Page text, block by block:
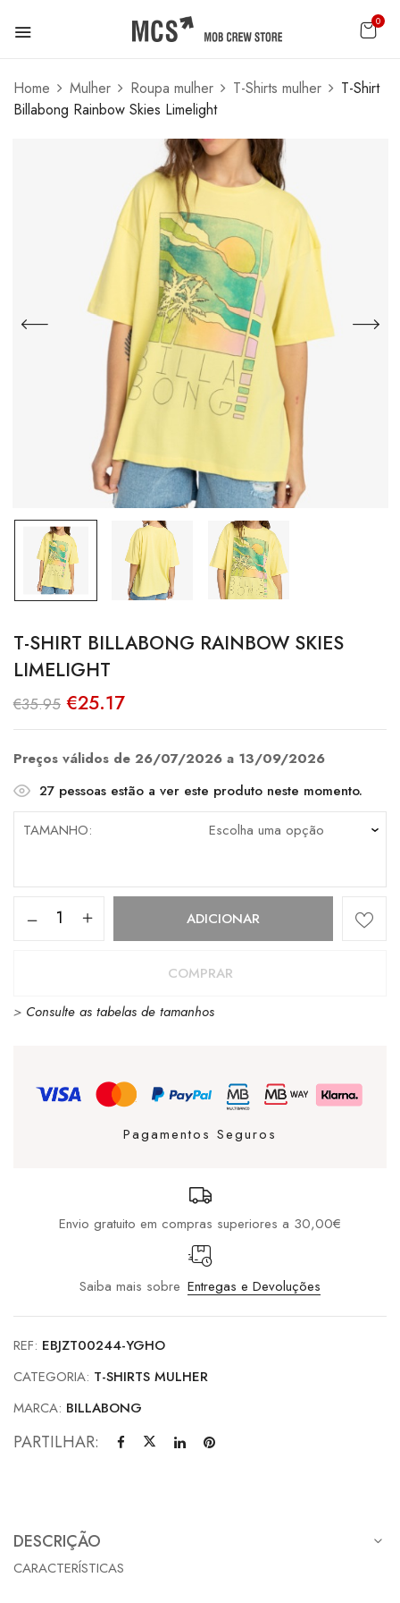
0
Home Mulher Roupa mulher T-Shirts mulher
T-Shirt
Billabong Rainbow Skies Limelight
T-SHIRT BILLABONG RAINBOW SKIES
LIMELIGHT
€35.95 O
preço
original
€35.95.
€25.17O
atual
€25.17.
Preços válidos de 26/07/2026 a 13/09/2026
27 pessoas estão a ver este produto neste momento.
TAMANHO
Quantidade
Billabong
Limelight
ADICIONAR
COMPRAR
> Consulte as tabelas de tamanhos
Pagamentos Seguros
Envio gratuito em compras superiores a 30,00€
Saiba mais sobre Entregas e Devoluções
REF: EBJZT00244-YGHO
CATEGORIA: T-SHIRTS MULHER
MARCA: BILLABONG
PARTILHAR:
DESCRIÇÃO
CARACTERÍSTICAS